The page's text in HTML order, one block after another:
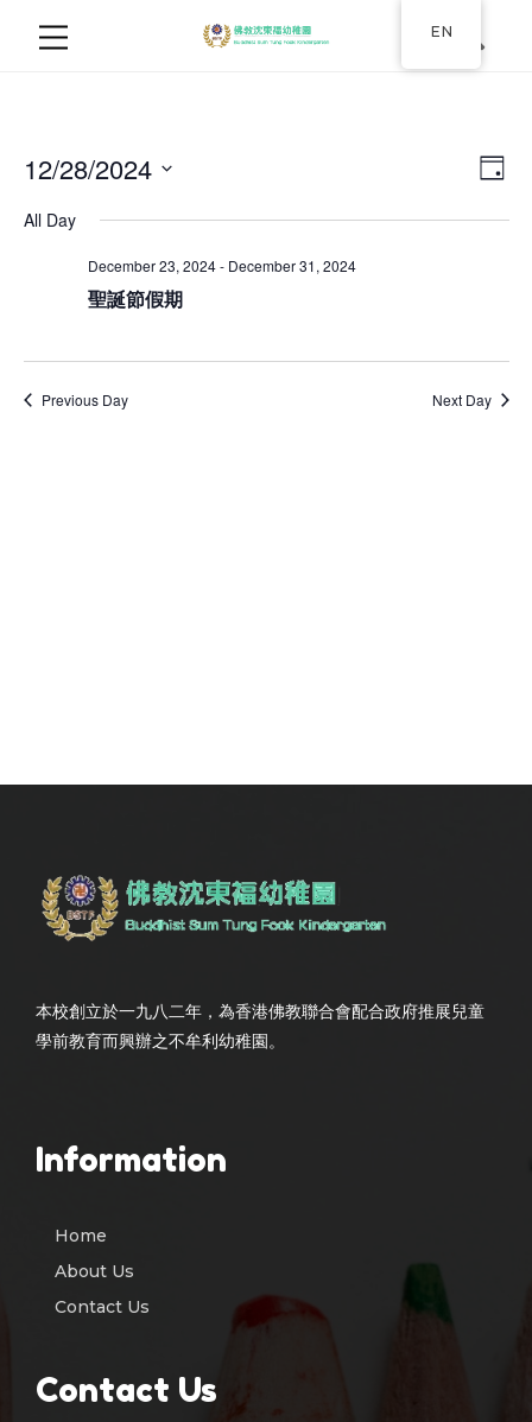
Day
12/28/2024
date.
All Day
December 23, 2024- December 31, 2024
聖誕節假期
Previous Day Next Day
本校創立於一九八二年，為香港佛教聯合會配合政府推展兒童
學前教育而興辦之不牟利幼稚園。
Information
Home
About Us
Contact Us
Contact Us
EN